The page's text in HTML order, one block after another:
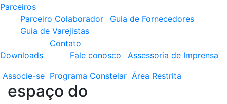
Parceiros
Parceiro Colaborador
Guia de Fornecedores
Guia de Varejistas
Downloads
Contato
Fale conosco
Assessoria de Imprensa
Associe-se Programa Constelar Área Restrita
espaço do